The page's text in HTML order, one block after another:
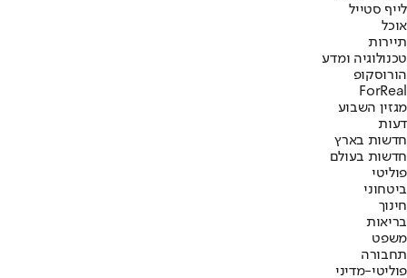
לייף סטייל
אוכל
תיירות
טכנולוגיה ומדע
הורוסקופ
ForReal
מגזין השבוע
דעות
חדשות בארץ
חדשות בעולם
פוליטי
ביטחוני
חינוך
בריאות
משפט
תחבורה
פוליטי-מדיני